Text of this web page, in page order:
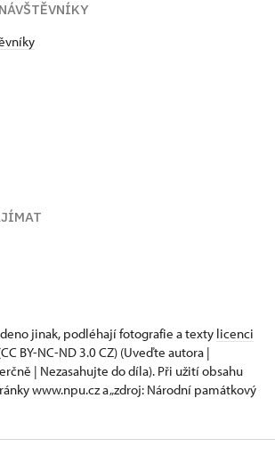
jinak, podléhají fotografie a texty licenci
BY-NC-ND 3.0 CZ) (Uveďte autora |
| Nezasahujte do díla). Při užití obsahu
www.npu.cz a „zdroj: Národní památkový